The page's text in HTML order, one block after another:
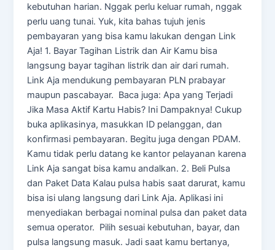
kebutuhan harian. Nggak perlu keluar rumah, nggak
perlu uang tunai. Yuk, kita bahas tujuh jenis
pembayaran yang bisa kamu lakukan dengan Link
Aja! 1. Bayar Tagihan Listrik dan Air Kamu bisa
langsung bayar tagihan listrik dan air dari rumah.
Link Aja mendukung pembayaran PLN prabayar
maupun pascabayar. Baca juga: Apa yang Terjadi
Jika Masa Aktif Kartu Habis? Ini Dampaknya! Cukup
buka aplikasinya, masukkan ID pelanggan, dan
konfirmasi pembayaran. Begitu juga dengan PDAM.
Kamu tidak perlu datang ke kantor pelayanan karena
Link Aja sangat bisa kamu andalkan. 2. Beli Pulsa
dan Paket Data Kalau pulsa habis saat darurat, kamu
bisa isi ulang langsung dari Link Aja. Aplikasi ini
menyediakan berbagai nominal pulsa dan paket data
semua operator. Pilih sesuai kebutuhan, bayar, dan
pulsa langsung masuk. Jadi saat kamu bertanya,